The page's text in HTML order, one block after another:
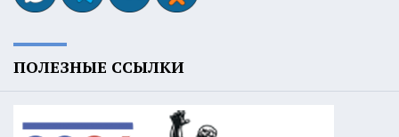
ПОЛЕЗНЫЕ ССЫЛКИ